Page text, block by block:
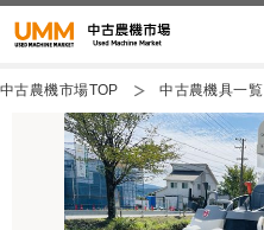
中古農機市場TOP 中古農機具一覧